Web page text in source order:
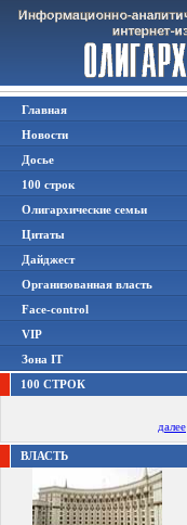
Главная
Новости
Досье
100 строк
Олигархические семьи
Цитаты
Дайджест
Организованная власть
Face-control
VIP
Зона IT
100 СТРОК
далее
ВЛАСТЬ